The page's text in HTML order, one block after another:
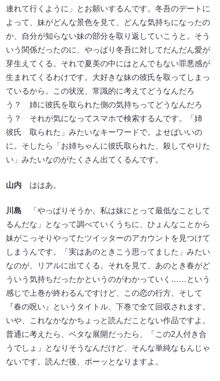
連れて行くように」とお願いするんです。冬吾のデートに
よって、妹がどんな景色を見て、どんな気持ちになったの
か、自分が知らない妹の部分を取り返していこうと。そう
いう関係だったのに、やっぱり冬吾に対してだんだん愛が
芽生えてくる。それで夏美の中にはとんでもない罪悪感が
生まれてくるわけです。大好きな妹の彼氏を取ってしまっ
ているから。この状況、常識的に考えてどうなんだろ
う？ 姉に彼氏を取られた側の気持ちってどうなんだろ
う？ それが気になってスマホで検索するんです。「姉
彼氏 取られた」みたいなキーワードで。よせばいいの
に。そしたら「お姉ちゃんに彼氏取られた、殺してやりた
い」みたいなのがたくさん出てくるんです。
山内 ははあ。
川島 「やっぱりそうか。私は妹にとって最低なことして
るんだな」となって調べていくうちに、ひょんなことから
妹がこっそりやってたツイッターのアカウントを見つけて
しまうんです。「実はあのときこう思ってました」みたい
なのが、リアルに出てくる。それを見て、あのとき春がど
ういう気持ちだったかというのがわかっていく……という
感じで上巻が終わるんですけど、この恋の行方、そして
『春の呪い』というタイトル、下巻で全て回収されます。
いや、これなかなかちょっと読んだことない作品ですよ。
普通に考えたら、ベタな展開だったら、「この2人付き合
うでしょ」となりそうなんだけど、そんな単純なもんじゃ
ないです。読んだ後、ボーッとなりますよ。